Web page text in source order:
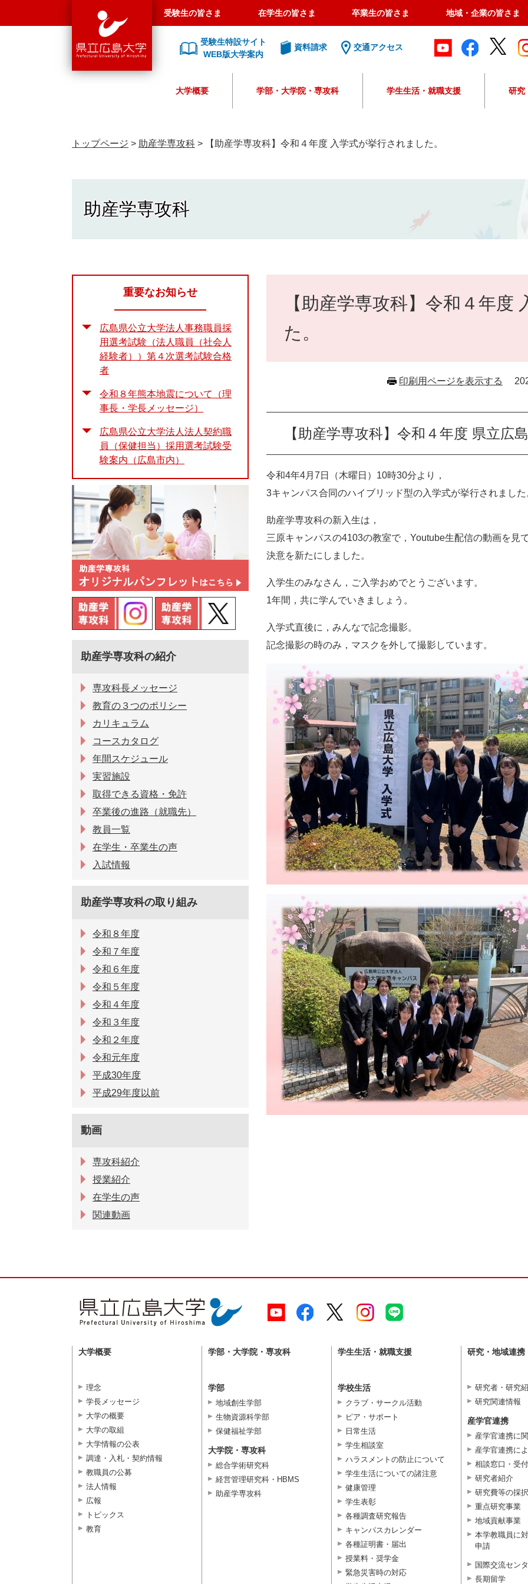
島
大
受験生の皆さま 在学生の皆さま 卒業生の皆さま 地域・企業の皆さま
受験生特設サイト
WEB版大学案内
資料請求 交通アクセス
o
e
検
大学概要 学部・大学院・専攻科 学生生活・就職支援 研究
トップページ > 助産学専攻科 > 【助産学専攻科】令和４年度 入学式が挙行されました。
助産学専攻科
【助産学専攻科】令和４年度
た。
印刷用ページを表示する
【助産学専攻科】令和４年度 県立広
令和4年4月7日（木曜日）10時30分より，
3キャンパス合同のハイブリッド型の入学式が挙行されました
助産学専攻科の新入生は，
三原キャンパスの4103の教室で，Youtube生配信の動画を見
決意を新たにしました。
入学生のみなさん，ご入学おめでとうございます。
1年間，共に学んでいきましょう。
入学式直後に，みんなで記念撮影。
記念撮影の時のみ，マスクを外して撮影しています。
重要なお知らせ
広島県公立大学法人事務職員採
用選考試験（法人職員（社会人
経験者））第４次選考試験合格
者
令和８年熊本地震について（理
事長・学長メッセージ）
広島県公立大学法人法人契約職
員（保健担当）採用選考試験受
験案内（広島市内）
助産学専攻科の紹介
専攻科長メッセージ
教育の３つのポリシー
カリキュラム
コースカタログ
年間スケジュール
実習施設
取得できる資格・免許
卒業後の進路（就職先）
教員一覧
在学生・卒業生の声
入試情報
助産学専攻科の取り組み
令和８年度
令和７年度
令和６年度
令和５年度
令和４年度
令和３年度
令和２年度
令和元年度
平成30年度
平成29年度以前
動画
専攻科紹介
授業紹介
在学生の声
関連動画
大学概要
理念
学長メッセージ
大学の概要
大学の取組
大学情報の公表
調達・入札・契約情報
教職員の公募
法人情報
広報
トピックス
教育
学部・大学院・専攻科
学部
地域創生学部
生物資源科学部
保健福祉学部
大学院・専攻科
総合学術研究科
経営管理研究科・HBMS
助産学専攻科
学生生活・就職支援
学校生活
クラブ・サークル活動
ピア・サポート
日常生活
学生相談室
ハラスメントの防止について
学生生活についての諸注意
健康管理
学生表彰
各種調査研究報告
キャンパスカレンダー
各種証明書・届出
授業料・奨学金
緊急災害時の対応
研究・地域連携
研究者・研究
研究関連情報
産学官連携
産学官連携に
産学官連携に
相談窓口・受付
研究者紹介
研究費等の採
重点研究事業
地域貢献事業
本学教職員に
申請
国際交流セン
長期留学